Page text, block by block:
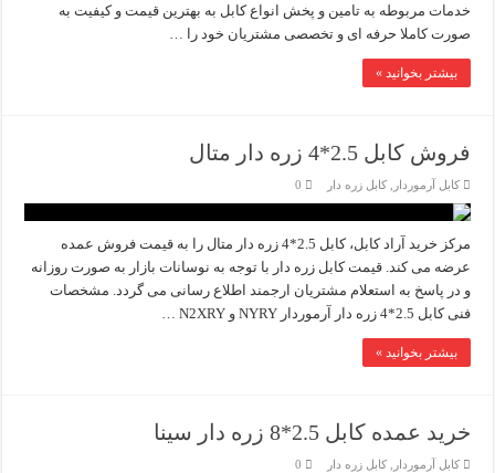
خدمات مربوطه به تامین و پخش انواع کابل به بهترین قیمت و کیفیت به
صورت کاملا حرفه ای و تخصصی مشتریان خود را …
بیشتر بخوانید »
فروش کابل 2.5*4 زره دار متال
کابل آرموردار ,کابل زره دار 0
مرکز خرید آراد کابل، کابل 2.5*4 زره دار متال را به قیمت فروش عمده
عرضه می کند. قیمت کابل زره دار با توجه به نوسانات بازار به صورت روزانه
و در پاسخ به استعلام مشتریان ارجمند اطلاع رسانی می گردد. مشخصات
فنی کابل 2.5*4 زره دار آرموردار NYRY و N2XRY …
بیشتر بخوانید »
خرید عمده کابل 2.5*8 زره دار سینا
کابل آرموردار ,کابل زره دار 0